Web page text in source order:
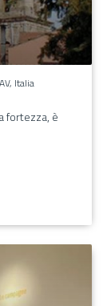
Italia
fortezza, è